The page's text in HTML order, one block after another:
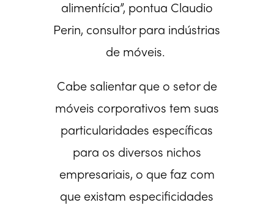
alimentícia”, pontua Claudio
Perin, consultor para indústrias
de móveis.
Cabe salientar que o setor de
móveis corporativos tem suas
particularidades específicas
para os diversos nichos
empresariais, o que faz com
que existam especificidades